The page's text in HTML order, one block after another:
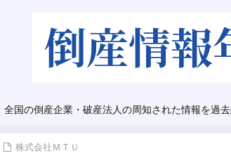
全国の倒産企業・破産法人の周知された情報を過
株式会社ＭＴＵ